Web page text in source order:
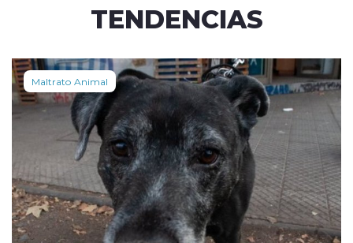
TENDENCIAS
Maltrato Animal